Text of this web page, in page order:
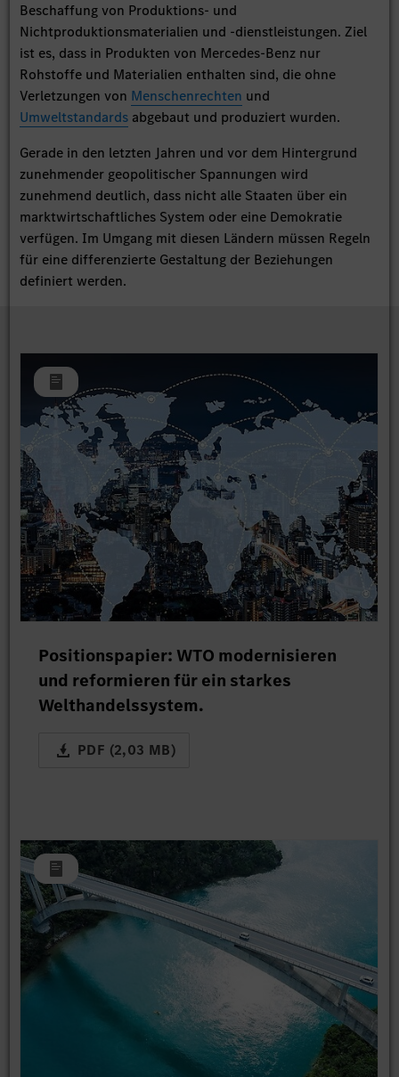
Beschaffung von Produktions- und
Nichtproduktionsmaterialien und -dienstleistungen. Ziel
ist es, dass in Produkten von Mercedes-Benz nur
Rohstoffe und Materialien enthalten sind, die ohne
Verletzungen von Menschenrechten und
Umweltstandards abgebaut und produziert wurden.
Gerade in den letzten Jahren und vor dem Hintergrund
zunehmender geopolitischer Spannungen wird
zunehmend deutlich, dass nicht alle Staaten über ein
marktwirtschaftliches System oder eine Demokratie
verfügen. Im Umgang mit diesen Ländern müssen Regeln
für eine differenzierte Gestaltung der Beziehungen
definiert werden.
Positionspapier: WTO modernisieren
und reformieren für ein starkes
Welthandelssystem.
PDF (2,03 MB)